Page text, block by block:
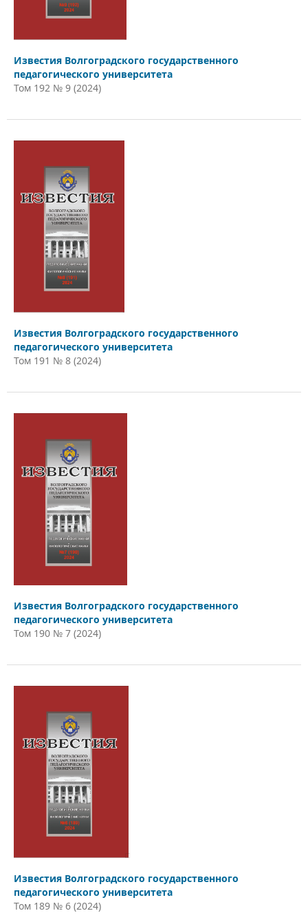
Известия Волгоградского государственного
педагогического университета
Том 192 № 9 (2024)
Известия Волгоградского государственного
педагогического университета
Том 191 № 8 (2024)
Известия Волгоградского государственного
педагогического университета
Том 190 № 7 (2024)
Известия Волгоградского государственного
педагогического университета
Том 189 № 6 (2024)